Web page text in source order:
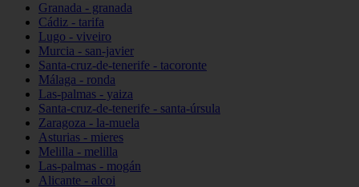
Granada - granada
Cádiz - tarifa
Lugo - viveiro
Murcia - san-javier
Santa-cruz-de-tenerife - tacoronte
Málaga - ronda
Las-palmas - yaiza
Santa-cruz-de-tenerife - santa-úrsula
Zaragoza - la-muela
Asturias - mieres
Melilla - melilla
Las-palmas - mogán
Alicante - alcoi